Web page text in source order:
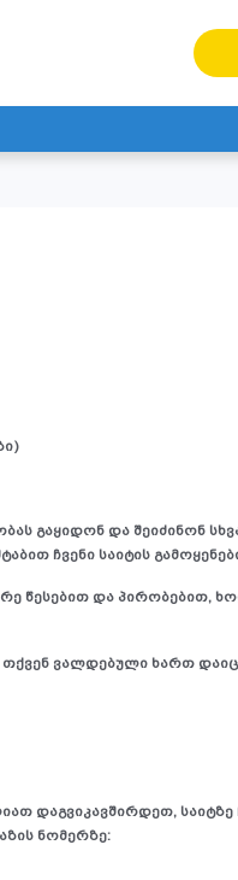
გაყიდონ და შეიძინონ
ჩვენი საიტის
წესებით და პირობებით,
თქვენ ვალდებული ხართ
დაგვიკავშირდეთ,
ნომერზე: